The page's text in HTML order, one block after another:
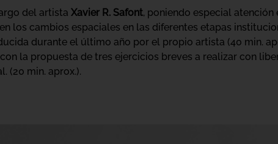
del artista Xavier R. Safont, poniendo especial
los cambios espaciales en las diferentes etapas
durante el último año por el propio artista (40 min.
la propuesta de tres ejercicios breves a realizar con
(20 min. aprox.).